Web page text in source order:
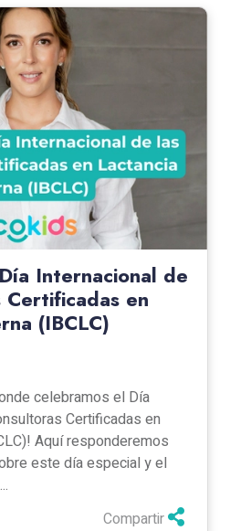
Internacional de
Certificadas en
(IBCLC)
celebramos el Día
Certificadas en
Aquí responderemos
este día especial y el
Compartir